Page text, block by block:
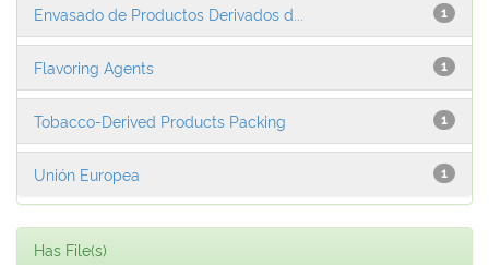
1
Envasado de Productos Derivados d...
1
Flavoring Agents
1
Tobacco-Derived Products Packing
1
Unión Europea
Has File(s)